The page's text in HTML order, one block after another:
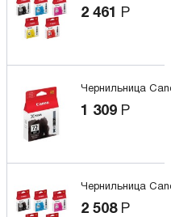
2 461 Р
Чернильница
1 309 Р
Чернильница
2 508 Р